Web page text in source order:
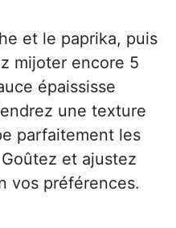
et le paprika, puis
mijoter encore 5
épaississe
une texture
parfaitement les
Goûtez et ajustez
vos préférences.